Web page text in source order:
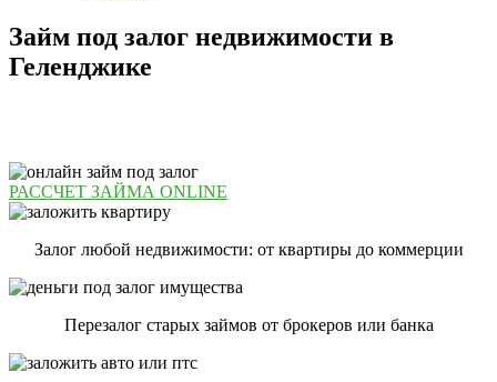
Займ под залог недвижимости в
Геленджике
РАССЧЕТ ЗАЙМА ONLINE
Залог любой недвижимости: от квартиры до коммерции
Перезалог старых займов от брокеров или банка